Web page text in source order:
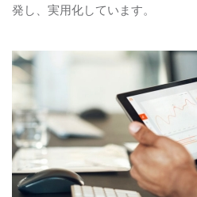
発し、実用化しています。